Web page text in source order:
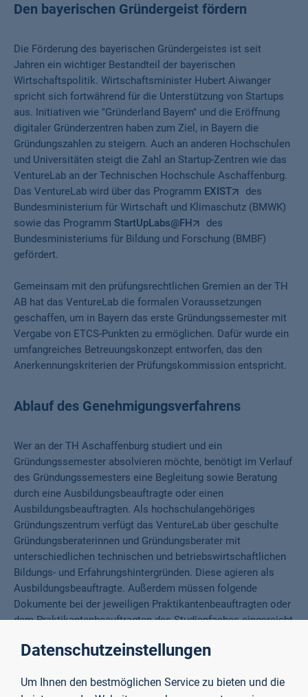
Den bayerischen Gründergeist fördern
Die Förderung des bayerischen Gründergeistes ist seit
Jahren ein wichtiger Bestandteil der bayerischen
Wirtschaftspolitik. Wirtschaftsminister Hubert Aiwanger
spricht sich fortwährend für die Unterstützung von Startups
aus. Initiativen wie "Gründerland Bayern" und die Eröffnung
digitaler Gründerzentren haben zum Ziel, in Bayern die
Gründungszahlen zu steigern. Auch an anderen Hochschulen
und Universitäten steigt die Zahl an Startup-Zentren wie das
VentureLab an der Technischen Hochschule Aschaffenburg.
Das VentureLab wird über das Programm EXIST
des
Bundesministerium für Wirtschaft und Klimaschutz (BMWK)
sowie das Programm StartUpLabs@FH
des
Bundesministeriums für Bildung und Forschung (BMBF)
gefördert.
Gemeinsam mit den prüfungsrechtlichen Gremien an der TH
AB hat das VentureLab die formalen Voraussetzungen
geschaffen, um in Bayern das erste Gründungssemester mit
Vergabe von ETCS-Punkten zu ermöglichen. Dafür wurde ein
umfangreiches Betreuungskonzept entworfen, das den
Anerkennungskriterien der Prüfungskommission entspricht.
Ablauf des Genehmigungsverfahrens
Wer an der TH Aschaffenburg studiert und ein
Gründungssemester absolvieren möchte, benötigt im Verlauf
des Gründungssemesters eine Begleitung sowie Beratung
durch eine Ausbildungsbeauftragte oder einen
Ausbildungsbeauftragten. Als hochschulangehöriges
Gründungszentrum verfügt das VentureLab über geschulte
Gründungsberaterinnen und Gründungsberater mit
unterschiedlichen technischen und betriebswirtschaftlichen
Bildungs- und Erfahrungshintergründen. Diese agieren als
Ausbildungsbeauftragte. Außerdem müssen folgende
Dokumente bei der jeweiligen Praktikantenbeauftragten oder
dem Praktikantenbeauftragten des Studienfaches eingereicht
Gründungsbegleitung
Datenschutzeinstellungen
Um Ihnen den bestmöglichen Service zu bieten und die